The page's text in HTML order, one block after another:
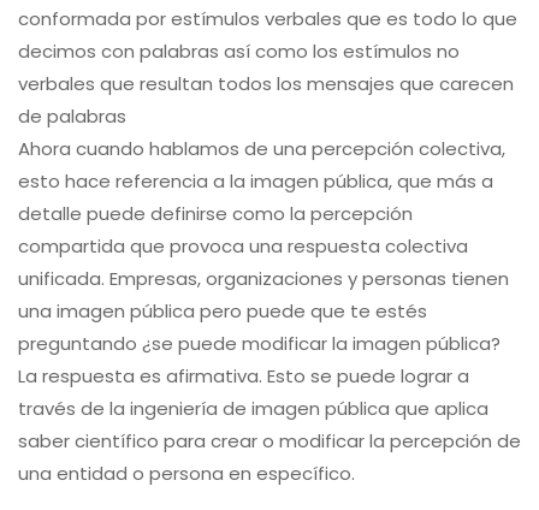
conformada por estímulos verbales que es todo lo que
decimos con palabras así como los estímulos no
verbales que resultan todos los mensajes que carecen
de palabras
Ahora cuando hablamos de una percepción colectiva,
esto hace referencia a la imagen pública, que más a
detalle puede definirse como la percepción
compartida que provoca una respuesta colectiva
unificada. Empresas, organizaciones y personas tienen
una imagen pública pero puede que te estés
preguntando ¿se puede modificar la imagen pública?
La respuesta es afirmativa. Esto se puede lograr a
través de la ingeniería de imagen pública que aplica
saber científico para crear o modificar la percepción de
una entidad o persona en específico.